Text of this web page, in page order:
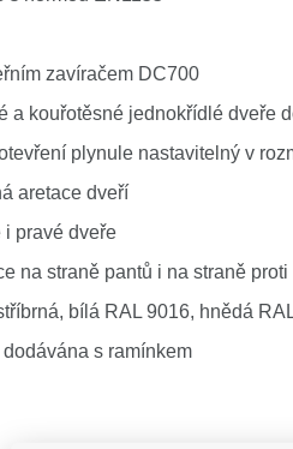
zavíračem DC700
a kouřotěsné jednokřídlé dveře
plynule nastavitelný v
aretace dveří
i pravé dveře
na straně pantů i na straně proti
bílá RAL 9016, hnědá
s ramínkem